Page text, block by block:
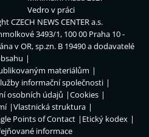
Vedro v práci
CZECH NEWS CENTER a.s.
3493/1, 100 00 Praha 10 -
v OR, sp.zn. B 19490 a dodavatelé
materiálům
informační společnosti
osobních údajů
Cookies
Vlastnická struktura
Points of Contact
Etický kodex
informace